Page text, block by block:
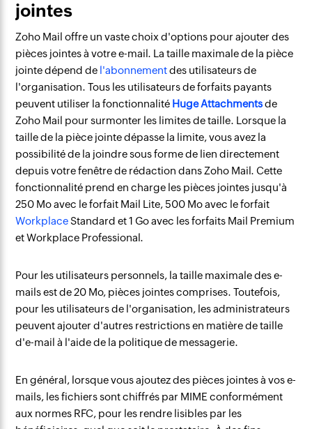
jointes
Zoho Mail offre un vaste choix d'options pour ajouter des
pièces jointes à votre e-mail. La taille maximale de la pièce
jointe dépend de l'abonnementdes utilisateurs de
l'organisation. Tous les utilisateurs de forfaits payants
peuvent utiliser la fonctionnalité Huge Attachmentsde
Zoho Mail pour surmonter les limites de taille. Lorsque la
taille de la pièce jointe dépasse la limite, vous avez la
possibilité de la joindre sous forme de lien directement
depuis votre fenêtre de rédaction dans Zoho Mail. Cette
fonctionnalité prend en charge les pièces jointes jusqu'à
250 Mo avec le forfait Mail Lite, 500 Mo avec le forfait
WorkplaceStandard et 1 Go avec les forfaits Mail Premium
et Workplace Professional.
Pour les utilisateurs personnels, la taille maximale des e-
mails est de 20 Mo, pièces jointes comprises. Toutefois,
pour les utilisateurs de l'organisation, les administrateurs
peuvent ajouter d'autres restrictions en matière de taille
d'e-mail à l'aide de la politique de messagerie.
En général, lorsque vous ajoutez des pièces jointes à vos e-
mails, les fichiers sont chiffrés par MIME conformément
aux normes RFC, pour les rendre lisibles par les